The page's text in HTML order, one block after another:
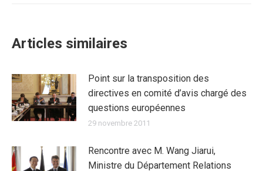
Articles similaires
Point sur la transposition des
directives en comité d’avis chargé des
questions européennes
29 novembre 2011
Rencontre avec M. Wang Jiarui,
Ministre du Département Relations